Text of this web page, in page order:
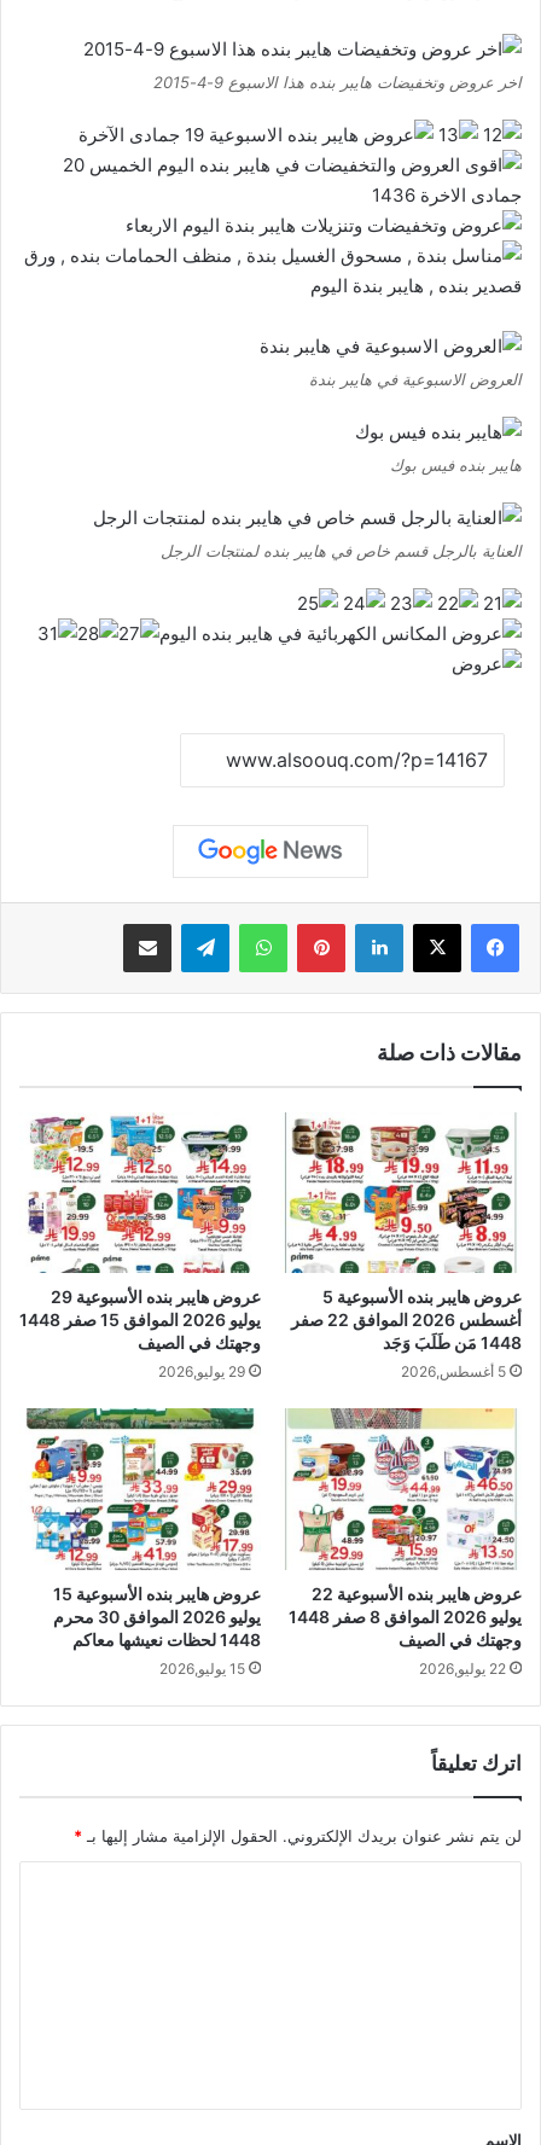
اخر عروض وتخفيضات هايبر بنده هذا الاسبوع 9-4-2015
العروض الاسبوعية في هايبر بندة
هايبر بنده فيس بوك
العناية بالرجل قسم خاص في هايبر بنده لمنتجات الرجل
لينكدإن بينتيريستواتساب تيلقرام مشاركة عبر البريد
مقالات ذات صلة
عروض هايبر بنده الأسبوعية 5
أغسطس 2026 الموافق 22 صفر
1448 مَن طَلَبَ وَجَد
5 أغسطس,2026
عروض هايبر بنده الأسبوعية 29
يوليو 2026 الموافق 15 صفر 1448
وجهتك في الصيف
29 يوليو,2026
عروض هايبر بنده الأسبوعية 22
يوليو 2026 الموافق 8 صفر 1448
وجهتك في الصيف
22 يوليو,2026
عروض هايبر بنده الأسبوعية 15
يوليو 2026 الموافق 30 محرم
1448 لحظات نعيشها معاكم
15 يوليو,2026
اترك تعليقاً
لن يتم نشر عنوان بريدك الإلكتروني. الحقول الإلزامية مشار إليها بـ *
*
الاسم